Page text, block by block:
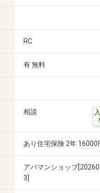
RC
有 無料
相談
あり住宅保険 2年 16000
アパマンショップ
3]